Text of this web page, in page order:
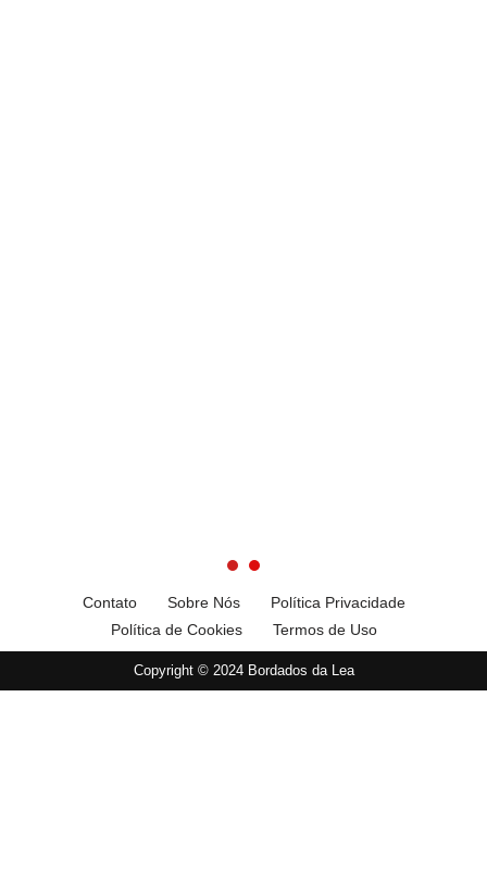
Contato Sobre Nós
Política Privacidade
Política de Cookies
Termos de Uso
Copyright © 2024 Bordados da Lea